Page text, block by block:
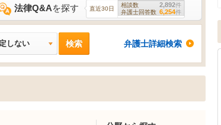
法律Q&Aを探す 直近30日
相談数 2,892件
弁護士回答数 6,254件
しない 弁護士詳細検索